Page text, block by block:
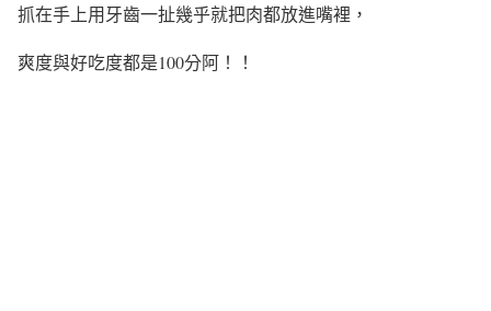
抓在手上用牙齒一扯幾乎就把肉都放進嘴裡，
爽度與好吃度都是100分阿！！